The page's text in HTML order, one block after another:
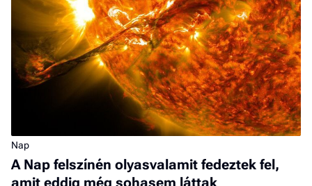
Nap
A Nap felszínén olyasvalamit fedeztek fel,